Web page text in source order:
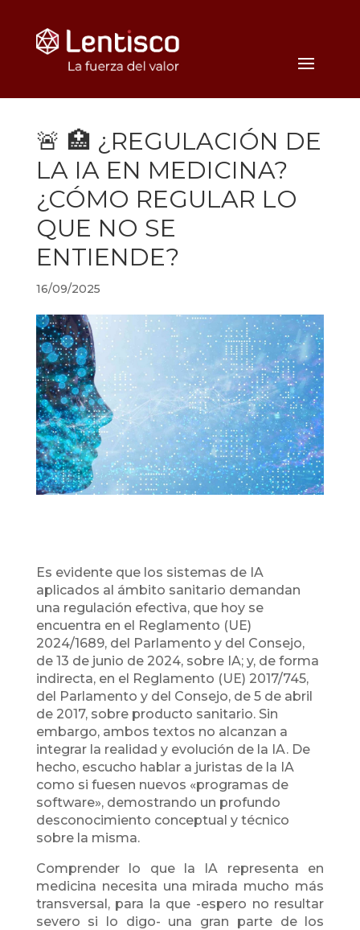
🚨 🏥 ¿REGULACIÓN DE
LA IA EN MEDICINA?
¿CÓMO REGULAR LO
QUE NO SE
ENTIENDE?
16/09/2025
Es evidente que los sistemas de IA
aplicados al ámbito sanitario demandan
una regulación efectiva, que hoy se
encuentra en el Reglamento (UE)
2024/1689, del Parlamento y del Consejo,
de 13 de junio de 2024, sobre IA; y, de forma
indirecta, en el Reglamento (UE) 2017/745,
del Parlamento y del Consejo, de 5 de abril
de 2017, sobre producto sanitario. Sin
embargo, ambos textos no alcanzan a
integrar la realidad y evolución de la IA. De
hecho, escucho hablar a juristas de la IA
como si fuesen nuevos «programas de
software», demostrando un profundo
desconocimiento conceptual y técnico
sobre la misma.
Comprender lo que la IA representa en
medicina necesita una mirada mucho más
transversal, para la que -espero no resultar
severo si lo digo- una gran parte de los